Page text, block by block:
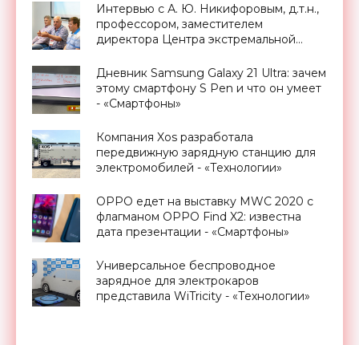
Интервью с А. Ю. Никифоровым, д.т.н.,
профессором, заместителем
директора Центра экстремальной
МИФИ - «Смартфоны»
Дневник Samsung Galaxy 21 Ultra: зачем
этому смартфону S Pen и что он умеет
- «Смартфоны»
Компания Xos разработала
передвижную зарядную станцию для
электромобилей - «Технологии»
OPPO едет на выставку MWC 2020 с
флагманом OPPO Find X2: известна
дата презентации - «Смартфоны»
Универсальное беспроводное
зарядное для электрокаров
представила WiTricity - «Технологии»